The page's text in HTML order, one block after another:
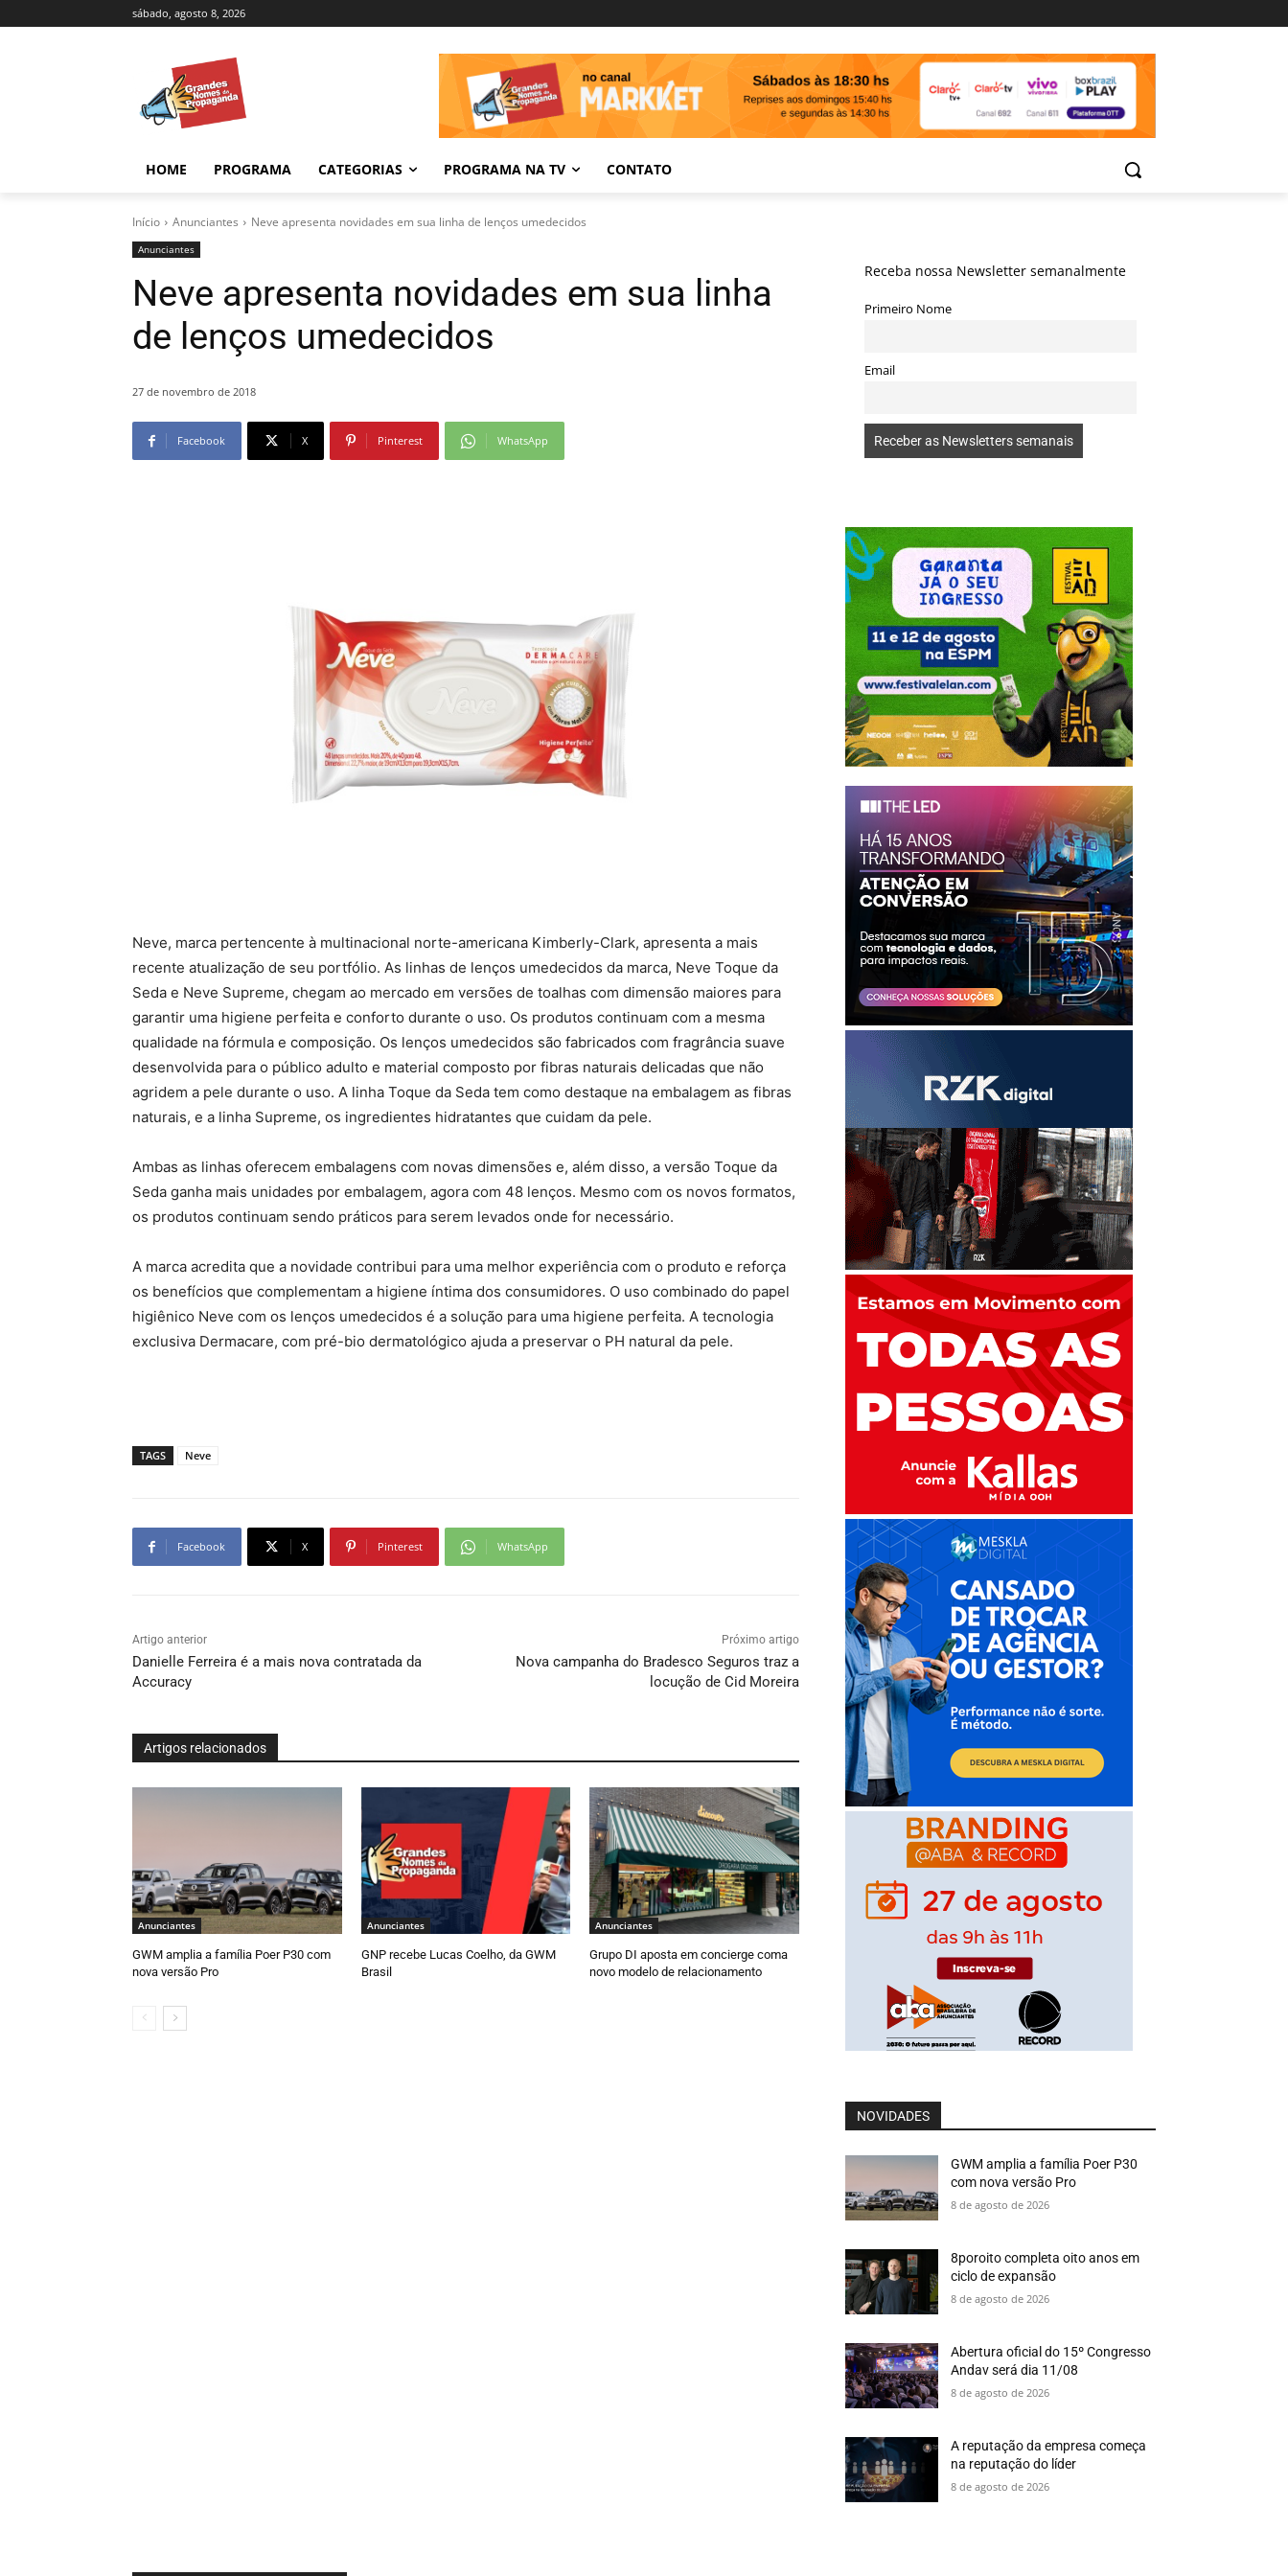
sábado, agosto 8, 2026
HOME PROGRAMA CATEGORIAS PROGRAMA NA TV CONTATO
Início Anunciantes Neve apresenta novidades em sua linha de lenços umedecidos
Anunciantes
Neve apresenta novidades em sua linha
de lenços umedecidos
27 de novembro de 2018
Facebook X Pinterest WhatsApp
Neve, marca pertencente à multinacional norte-americana Kimberly-Clark, apresenta a mais
recente atualização de seu portfólio. As linhas de lenços umedecidos da marca, Neve Toque da
Seda e Neve Supreme, chegam ao mercado em versões de toalhas com dimensão maiores para
garantir uma higiene perfeita e conforto durante o uso. Os produtos continuam com a mesma
qualidade na fórmula e composição. Os lenços umedecidos são fabricados com fragrância suave
desenvolvida para o público adulto e material composto por fibras naturais delicadas que não
agridem a pele durante o uso. A linha Toque da Seda tem como destaque na embalagem as fibras
naturais, e a linha Supreme, os ingredientes hidratantes que cuidam da pele.
Ambas as linhas oferecem embalagens com novas dimensões e, além disso, a versão Toque da
Seda ganha mais unidades por embalagem, agora com 48 lenços. Mesmo com os novos formatos,
os produtos continuam sendo práticos para serem levados onde for necessário.
A marca acredita que a novidade contribui para uma melhor experiência com o produto e reforça
os benefícios que complementam a higiene íntima dos consumidores. O uso combinado do papel
higiênico Neve com os lenços umedecidos é a solução para uma higiene perfeita. A tecnologia
exclusiva Dermacare, com pré-bio dermatológico ajuda a preservar o PH natural da pele.
TAGS Neve
Facebook X Pinterest WhatsApp
Artigo anterior
Danielle Ferreira é a mais nova contratada da
Accuracy
Próximo artigo
Nova campanha do Bradesco Seguros traz a
locução de Cid Moreira
Artigos relacionados
Anunciantes
GWM amplia a família Poer P30 com
nova versão Pro
Anunciantes
GNP recebe Lucas Coelho, da GWM
Brasil
Anunciantes
Grupo DI aposta em concierge coma
novo modelo de relacionamento
Receba nossa Newsletter semanalmente
Primeiro Nome
Email
NOVIDADES
GWM amplia a família Poer P30
com nova versão Pro
8 de agosto de 2026
8poroito completa oito anos em
ciclo de expansão
8 de agosto de 2026
Abertura oficial do 15º Congresso
Andav será dia 11/08
8 de agosto de 2026
A reputação da empresa começa
na reputação do líder
8 de agosto de 2026